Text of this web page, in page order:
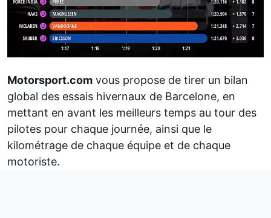
Motorsport.com vous propose de tirer un bilan
global des essais hivernaux de Barcelone, en
mettant en avant les meilleurs temps au tour des
pilotes pour chaque journée, ainsi que le
kilométrage de chaque équipe et de chaque
motoriste.